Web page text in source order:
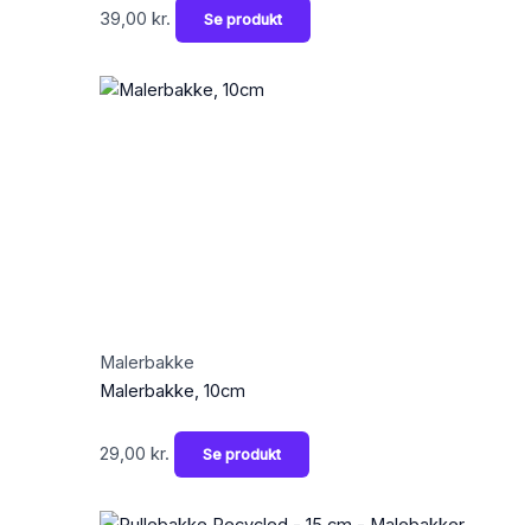
39,00 kr. Se produkt
Malerbakke
Malerbakke, 10cm
29,00 kr. Se produkt